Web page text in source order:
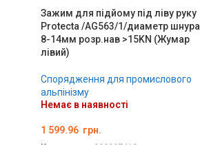
Зажим для підйому під ліву руку
Protecta /AG563/1/диаметр шнура
8-14мм розр.нав >15KN (Жумар
лівий)
Спорядження для промислового
альпінізму
Немає в наявності
1 599.96 грн.
Код товару: 000007418